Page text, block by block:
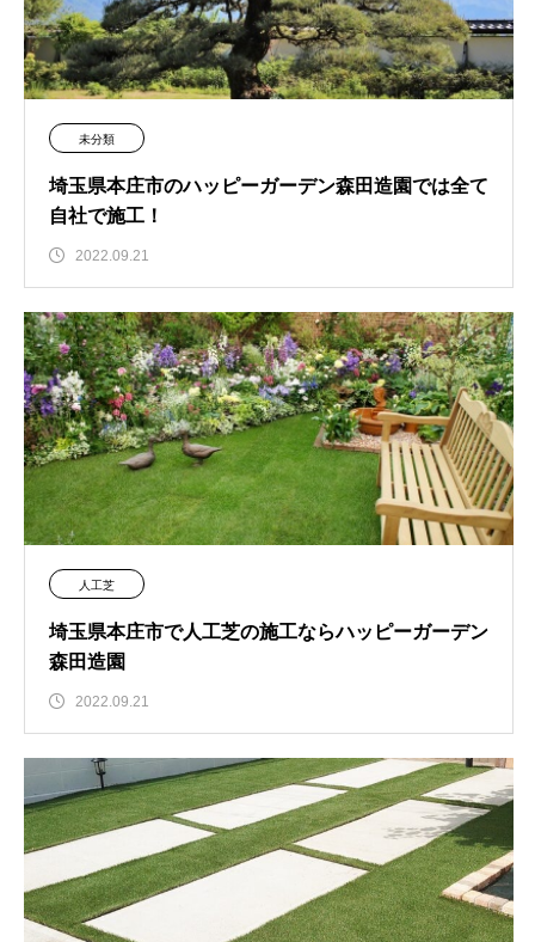
未分類
埼玉県本庄市のハッピーガーデン森田造園では全て
自社で施工！
2022.09.21
人工芝
埼玉県本庄市で人工芝の施工ならハッピーガーデン
森田造園
2022.09.21